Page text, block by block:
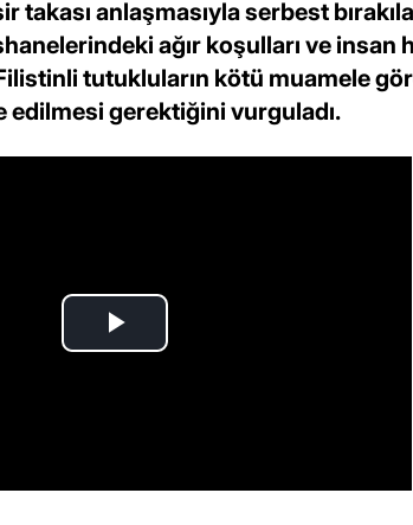
takası anlaşmasıyla serbest
ağır koşulları ve insan
tutukluların kötü muamele
edilmesi gerektiğini vurguladı.